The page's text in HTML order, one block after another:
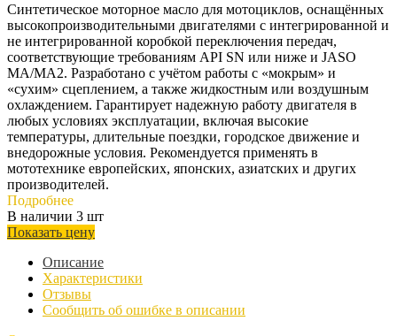
Синтетическое моторное масло для мотоциклов, оснащённых
высокопроизводительными двигателями с интегрированной и
не интегрированной коробкой переключения передач,
соответствующие требованиям API SN или ниже и JASO
MA/MA2. Разработано с учётом работы с «мокрым» и
«сухим» сцеплением, а также жидкостным или воздушным
охлаждением. Гарантирует надежную работу двигателя в
любых условиях эксплуатации, включая высокие
температуры, длительные поездки, городское движение и
внедорожные условия. Рекомендуется применять в
мототехнике европейских, японских, азиатских и других
производителей.
Подробнее
В наличии 3 шт
Показать цену
Описание
Характеристики
Отзывы
Сообщить об ошибке в описании